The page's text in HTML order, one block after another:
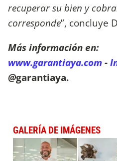
recuperar su bien y
corresponde”, concluye
Más información en:
www.garantiaya.com-
@garantiaya.
GALERÍA DE IMÁGENES